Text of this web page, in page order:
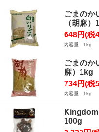
ごまの
（胡麻）
648円(税
内容量 1kg
ごまの
麻）1kg
734円(税
内容量 1kg
100g